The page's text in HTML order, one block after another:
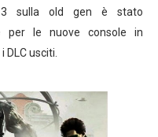
in Italia
Netflix
sulla old gen è stato
per le nuove console in
usciti.